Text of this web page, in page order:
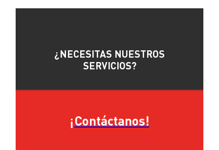
¿NECESITAS NUESTROS
SERVICIOS?
¡Contáctanos!